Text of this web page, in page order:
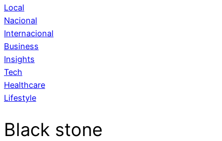
Local
Nacional
Internacional
Business
Insights
Tech
Healthcare
Lifestyle
Black stone